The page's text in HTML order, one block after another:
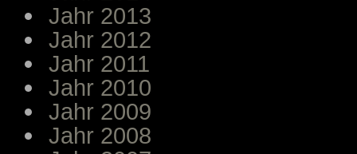
Jahr 2013
Jahr 2012
Jahr 2011
Jahr 2010
Jahr 2009
Jahr 2008